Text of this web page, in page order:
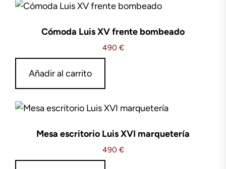
Cómoda Luis XV frente bombeado
490 €
Añadir al carrito
Mesa escritorio Luis XVI marquetería
490 €